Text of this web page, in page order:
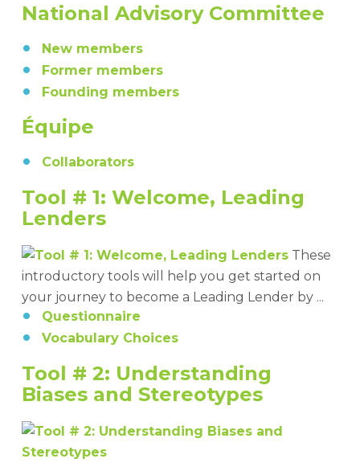
National Advisory Committee
New members
Former members
Founding members
Équipe
Collaborators
Tool # 1: Welcome, Leading
Lenders
These
introductory tools will help you get started on
your journey to become a Leading Lender by ...
Questionnaire
Vocabulary Choices
Tool # 2: Understanding
Biases and Stereotypes